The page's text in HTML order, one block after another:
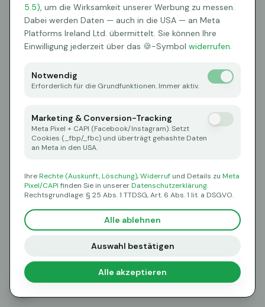
404
Oops! Page not found
🍪
5.5), um die Wirksamkeit unserer Werbung zu messen.
Dabei werden Daten — auch in die USA — an Meta
Platforms Ireland Ltd. übermittelt. Sie können Ihre
Einwilligung jederzeit über das 🍪-Symbol widerrufen.
Notwendig
Erforderlich für die Grundfunktionen. Immer aktiv.
Marketing & Conversion-Tracking
Meta Pixel + CAPI (Facebook/Instagram). Setzt
Cookies (_fbp/_fbc) und überträgt gehashte Daten
an Meta in den USA.
IhreRechte (Auskunft, Löschung),Widerruf und Details zu Meta
Pixel/CAPI finden Sie in unsererDatenschutzerklärung.
Rechtsgrundlage: § 25 Abs. 1 TTDSG, Art. 6 Abs. 1 lit. a DSGVO.
Alle ablehnen
Auswahl bestätigen
Alle akzeptieren